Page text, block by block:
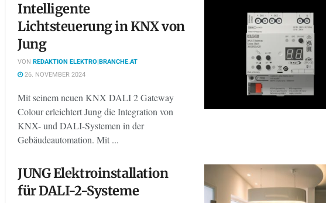
Intelligente
Lichtsteuerung in KNX von
Jung
VON REDAKTION ELEKTRO|BRANCHE.AT
26. NOVEMBER 2024
Mit seinem neuen KNX DALI 2 Gateway
Colour erleichtert Jung die Integration von
KNX- und DALI-Systemen in der
Gebäudeautomation. Mit ...
JUNG Elektroinstallation
für DALI-2-Systeme